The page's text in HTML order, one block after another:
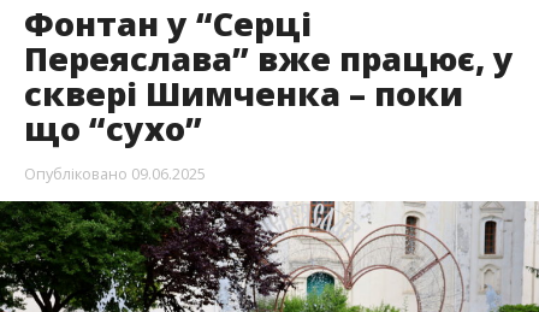
Фонтан у “Серці
Переяслава” вже працює, у
сквері Шимченка – поки
що “сухо”
Опубліковано 09.06.2025